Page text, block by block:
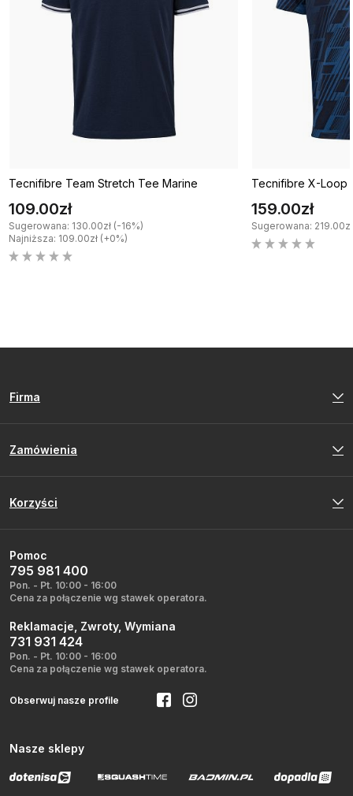
Tecnifibre Team Stretch Tee Marine
109.00zł
Sugerowana: 130.00zł (-16%)
Najniższa: 109.00zł (+0%)
Tecnifibre X-Loop
159.00zł
Sugerowana:
Firma
Zamówienia
Korzyści
Pomoc
795 981 400
Pon. - Pt. 10:00 - 16:00
Cena za połączenie wg stawek operatora.
Reklamacje, Zwroty, Wymiana
731 931 424
Pon. - Pt. 10:00 - 16:00
Cena za połączenie wg stawek operatora.
Obserwuj nasze profile
Nasze sklepy